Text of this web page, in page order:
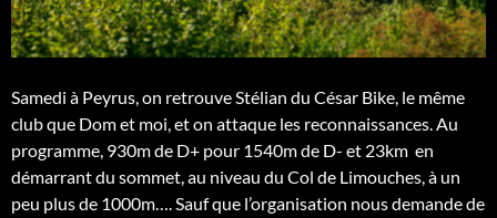
Samedi à Peyrus, on retrouve Stélian du César Bike, le même
club que Dom et moi, et on attaque les reconnaissances. Au
programme, 930m de D+ pour 1540m de D- et 23km en
démarrant du sommet, au niveau du Col de Limouches, à un
peu plus de 1000m…. Sauf que l’organisation nous demande de